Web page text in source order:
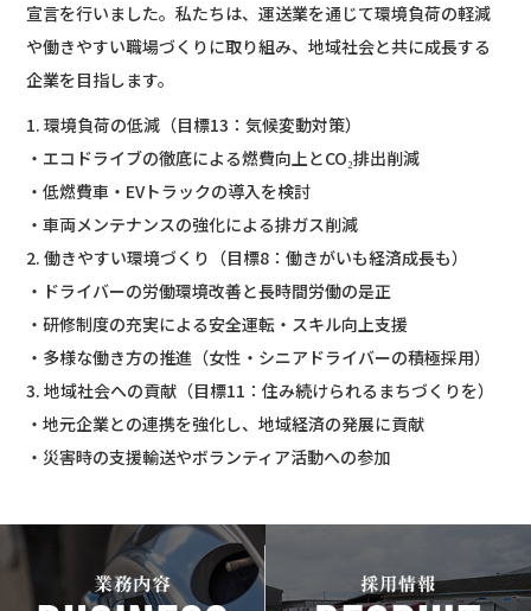
宣言を行いました。私たちは、運送業を通じて環境負荷の軽減
や働きやすい職場づくりに取り組み、地域社会と共に成長する
企業を目指します。
1. 環境負荷の低減（目標13：気候変動対策）
・エコドライブの徹底による燃費向上とCO₂排出削減
・低燃費車・EVトラックの導入を検討
・車両メンテナンスの強化による排ガス削減
2. 働きやすい環境づくり（目標8：働きがいも経済成長も）
・ドライバーの労働環境改善と長時間労働の是正
・研修制度の充実による安全運転・スキル向上支援
・多様な働き方の推進（女性・シニアドライバーの積極採用）
3. 地域社会への貢献（目標11：住み続けられるまちづくりを）
・地元企業との連携を強化し、地域経済の発展に貢献
・災害時の支援輸送やボランティア活動への参加